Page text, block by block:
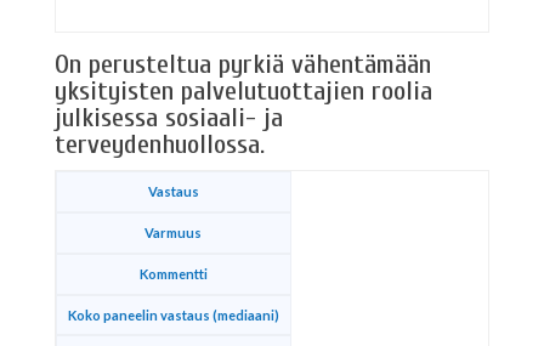
On perusteltua pyrkiä vähentämään
yksityisten palvelutuottajien roolia
julkisessa sosiaali- ja
terveydenhuollossa.
Vastaus
Varmuus
Kommentti
Koko paneelin vastaus (mediaani)